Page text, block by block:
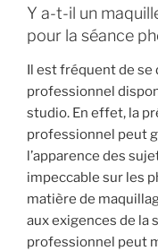
Y a-t-il un
pour la séance
Il est fréquent de se
professionnel
studio. En effet, la
professionnel peut
l’apparence des
impeccable sur les
matière de
aux exigences de la
professionnel peut